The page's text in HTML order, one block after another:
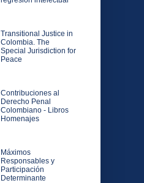
Transitional Justice in
Colombia. The
Special Jurisdiction for
Peace
Contribuciones al
Derecho Penal
Colombiano - Libros
Homenajes
Máximos
Responsables y
Participación
Determinante